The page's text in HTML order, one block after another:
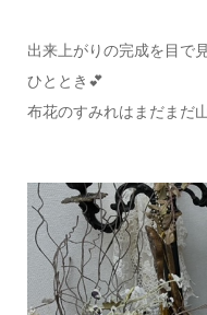
出来上がりの完成を目で
ひととき💕
布花のすみれはまだまだ